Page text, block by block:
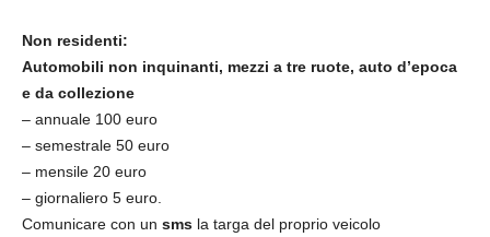
Non residenti:
Automobili non inquinanti, mezzi a tre ruote, auto d’epoca
e da collezione
– annuale 100 euro
– semestrale 50 euro
– mensile 20 euro
– giornaliero 5 euro.
Comunicare con un sms la targa del proprio veicolo